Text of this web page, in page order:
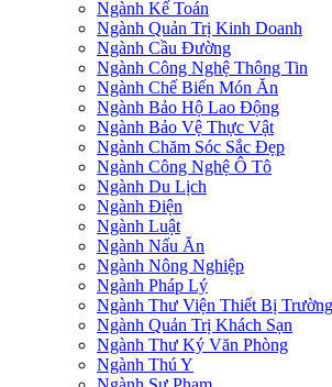
Ngành Kế Toán
Ngành Quản Trị Kinh Doanh
Ngành Cầu Đường
Ngành Công Nghệ Thông Tin
Ngành Chế Biến Món Ăn
Ngành Bảo Hộ Lao Động
Ngành Bảo Vệ Thực Vật
Ngành Chăm Sóc Sắc Đẹp
Ngành Công Nghệ Ô Tô
Ngành Du Lịch
Ngành Điện
Ngành Luật
Ngành Nấu Ăn
Ngành Nông Nghiệp
Ngành Pháp Lý
Ngành Thư Viện Thiết Bị
Ngành Quản Trị Khách Sạn
Ngành Thư Ký Văn Phòng
Ngành Thú Y